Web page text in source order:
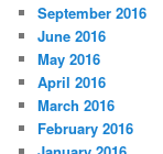
September 2016
June 2016
May 2016
April 2016
March 2016
February 2016